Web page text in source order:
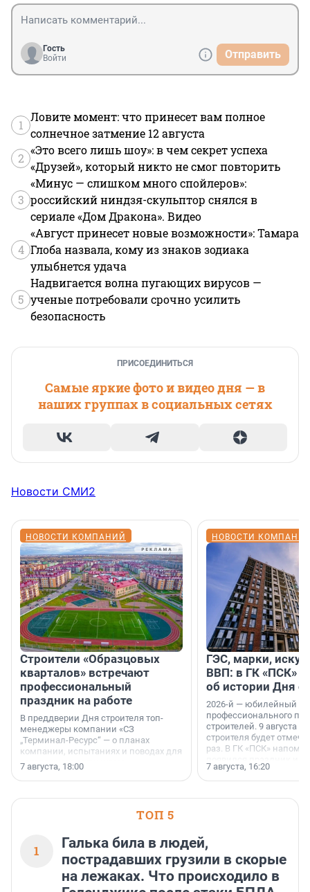
Гость
Войти
Отправить
1
Ловите момент: что принесет вам полное
солнечное затмение 12 августа
2
«Это всего лишь шоу»: в чем секрет успеха
«Друзей», который никто не смог повторить
3
«Минус — слишком много спойлеров»:
российский ниндзя-скульптор снялся в
сериале «Дом Дракона». Видео
4
«Август принесет новые возможности»: Тамара
Глоба назвала, кому из знаков зодиака
улыбнется удача
5
Надвигается волна пугающих вирусов —
ученые потребовали срочно усилить
безопасность
ПРИСОЕДИНИТЬСЯ
Самые яркие фото и видео дня — в
наших группах в социальных сетях
Новости СМИ2
НОВОСТИ КОМПАНИЙ
Строители «Образцовых
кварталов» встречают
профессиональный
праздник на работе
В преддверии Дня строителя топ-
менеджеры компании «СЗ
„Терминал-Ресурс“ — о планах
компании, испытаниях и поводах для
осторожного оптимизма.
7 августа, 18:00
НОВОСТИ
ГЭС, марки,
ВВП: в ГК «ПСК»
об истории Дня
2026-й — юбилейный
профессионального
строителей. 9 августа
строителя будет
раз. В ГК «ПСК»
поменялась роль
7 августа, 16:20
ТОП 5
1
Галька била в людей,
пострадавших грузили в скорые
на лежаках. Что происходило в